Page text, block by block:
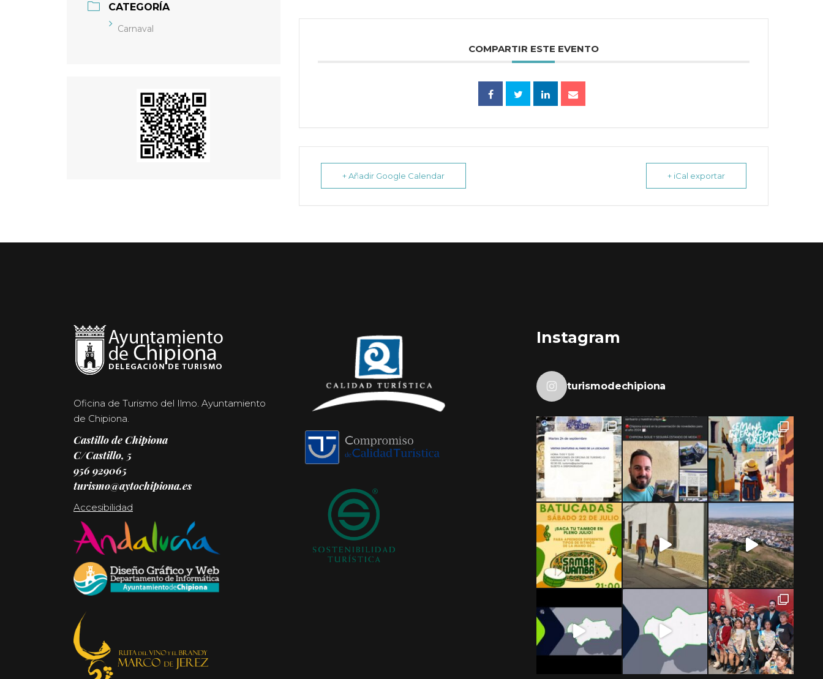
CATEGORÍA
Carnaval
COMPARTIR ESTE EVENTO
+ Añadir Google Calendar + iCal exportar
Oficina de Turismo del Ilmo. Ayuntamiento
de Chipiona.
Castillo de Chipiona
C/Castillo, 5
956 929065
turismo@aytochipiona.es
Accesibilidad
Instagram
turismodechipiona